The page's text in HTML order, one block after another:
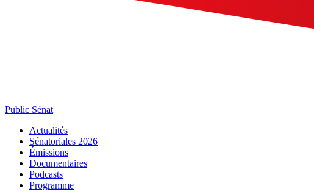
Public Sénat
Actualités
Sénatoriales 2026
Émissions
Documentaires
Podcasts
Programme